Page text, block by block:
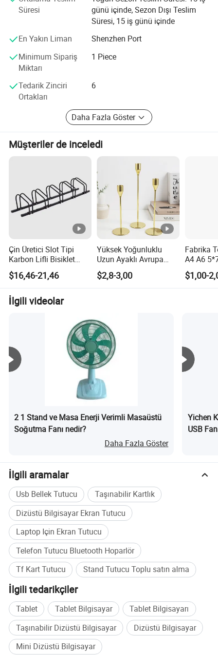
Mevcut malzemeler: Pirinç, hafif çelik Çelik alaşım,
paslanmaz çelik ve demir, alüminyum, çinko plaka,
sentetik taş, cam elyaf;
CNC torna, freze, taşlama, diğer işleme, damgalama, Lazer
kesim ve sıcak pres ve Yüzey Kaplama.
OEM siparişleri hoş karşılanır bize Ulaşın lf Yeni projeniz
var.
Lütfen DWG 2B veya 3B teknik resminizi (STP, IGS) bize
gönderin. Teklifinizi 24 saat içinde referans için
hazırlayacağız.
Süresi
günü içinde, Sezon Dışı Teslim
Süresi, 15 iş günü içinde
En Yakın Liman
Shenzhen Port
Minimum Sipariş
Miktarı
1 Piece
Tedarik Zinciri
Ortakları
6
Daha Fazla Göster
Müşteriler de inceledi
Çin Üretici Slot Tipi
Karbon Lifli Bisiklet
Zemin Garaj Standı
Tutucu
$16,46-21,46
Yüksek Yoğunluklu
Uzun Ayaklı Avrupa
Retro Mumluk Ev
Dekorasyonu için Mum
Tutucu
$2,8-3,00
Fabrika
A4 A6
Stand L
İşaret
Üstü
$1,00-
İlgili videolar
2 1 Stand ve Masa Enerji Verimli Masaüstü
Soğutma Fanı nedir?
Daha Fazla Göster
Yichen
USB
İlgili aramalar
Usb Bellek Tutucu
Taşınabilir Kartlık
Dizüstü Bilgisayar Ekran Tutucu
Laptop Için Ekran Tutucu
Telefon Tutucu Bluetooth Hoparlör
Tf Kart Tutucu
Stand Tutucu Toplu satın alma
İlgili tedarikçiler
Tablet Tablet Bilgisayar
Tablet Bilgisayarı
Taşınabilir Dizüstü Bilgisayar
Dizüstü Bilgisayar
Mini Dizüstü Bilgisayar